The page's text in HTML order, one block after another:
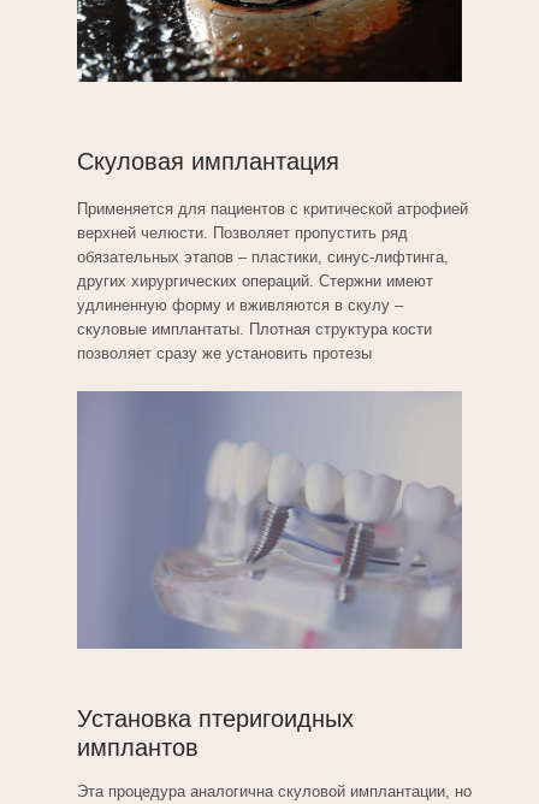
Скуловая имплантация
Применяется для пациентов с критической атрофией
верхней челюсти. Позволяет пропустить ряд
обязательных этапов – пластики, синус-лифтинга,
других хирургических операций. Стержни имеют
удлиненную форму и вживляются в скулу –
скуловые имплантаты. Плотная структура кости
позволяет сразу же установить протезы
Установка птеригоидных
имплантов
Эта процедура аналогична скуловой имплантации, но